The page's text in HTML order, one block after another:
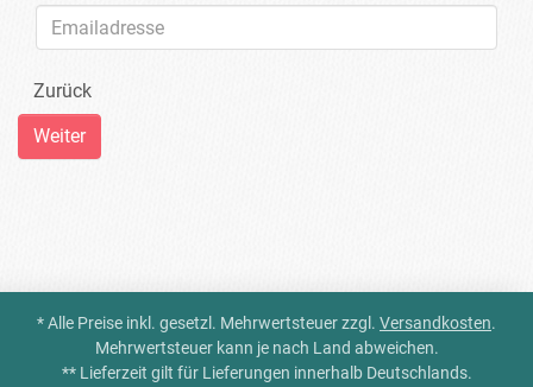
Zurück
* Alle Preise inkl. gesetzl. Mehrwertsteuer zzgl. Versandkosten.
Mehrwertsteuer kann je nach Land abweichen.
** Lieferzeit gilt für Lieferungen innerhalb Deutschlands.